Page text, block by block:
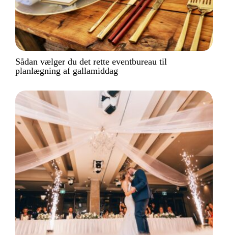
Sådan vælger du det rette eventbureau til
planlægning af gallamiddag